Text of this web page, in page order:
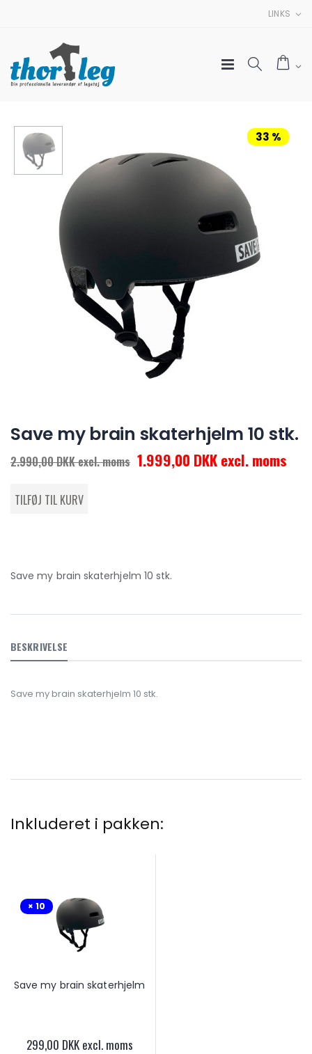
LINKS
33 %
Save my brain skaterhjelm 10 stk.
2.990,00 DKK excl. moms 1.999,00 DKK excl. moms
Save my brain skaterhjelm 10 stk.
BESKRIVELSE
Save my brain skaterhjelm 10 stk.
Inkluderet i pakken:
× 10
Save my brain skaterhjelm
299,00 DKK excl. moms